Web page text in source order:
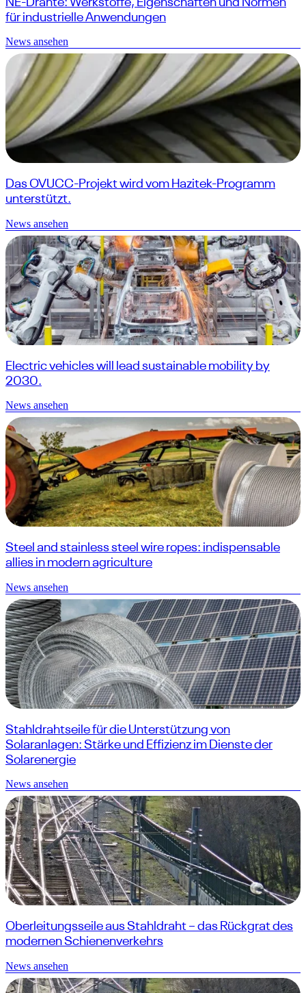
für industrielle Anwendungen
News ansehen
Das OVUCC-Projekt wird vom Hazitek-Programm
unterstützt.
News ansehen
Electric vehicles will lead sustainable mobility by
2030.
News ansehen
Steel and stainless steel wire ropes: indispensable
allies in modern agriculture
News ansehen
Stahldrahtseile für die Unterstützung von
Solaranlagen: Stärke und Effizienz im Dienste der
Solarenergie
News ansehen
Oberleitungsseile aus Stahldraht – das Rückgrat des
modernen Schienenverkehrs
News ansehen